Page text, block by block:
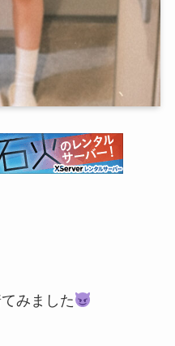
みました